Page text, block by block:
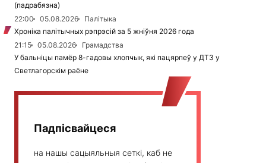
(падрабязна)
22:00
05.08.2026
Палітыка
Хроніка палітычных рэпрэсій за 5 жніўня 2026 года
21:15
05.08.2026
Грамадства
У бальніцы памёр 8-гадовы хлопчык, які пацярпеў у ДТЗ у
Светлагорскім раёне
Падпісвайцеся
на нашы сацыяльныя сеткі, каб не